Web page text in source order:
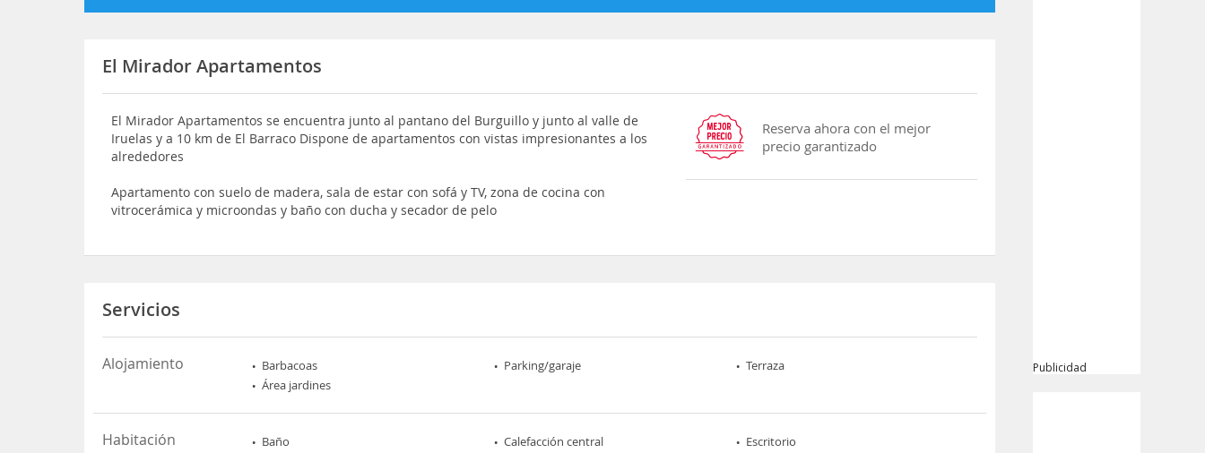
El Mirador Apartamentos
El Mirador Apartamentos se encuentra junto al pantano del Burguillo y junto al valle de
Iruelas y a 10 km de El Barraco Dispone de apartamentos con vistas impresionantes a los
alrededores
Apartamento con suelo de madera, sala de estar con sofá y TV, zona de cocina con
vitrocerámica y microondas y baño con ducha y secador de pelo
Reserva ahora con el mejor
precio garantizado
Servicios
Alojamiento Barbacoas Parking/garaje
Terraza
Área jardines
Habitación Baño Calefacción central
Escritorio
Publicidad